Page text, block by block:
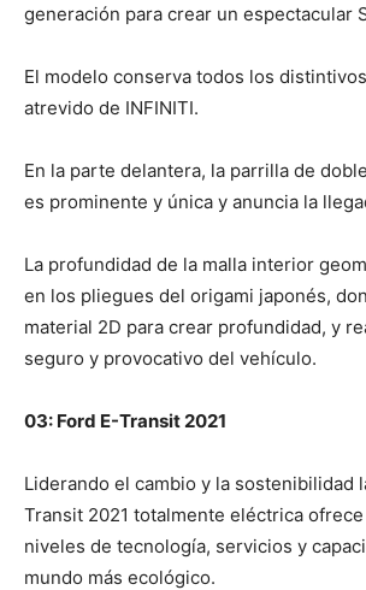
generación para crear un espectacular
El modelo conserva todos los
atrevido de INFINITI.
En la parte delantera, la parrilla de
es prominente y única y anuncia la
La profundidad de la malla interior
en los pliegues del origami japonés,
material 2D para crear profundidad, y
seguro y provocativo del vehículo.
03: Ford E-Transit 2021
Liderando el cambio y la sostenibilidad
Transit 2021 totalmente eléctrica ofrece
niveles de tecnología, servicios y
mundo más ecológico.